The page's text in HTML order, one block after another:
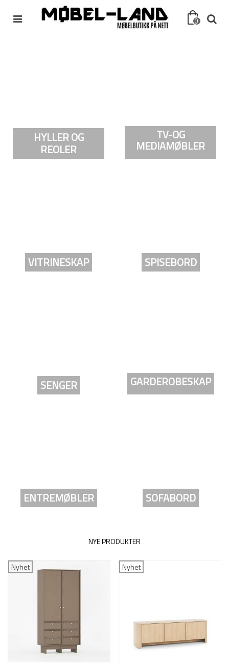
0
HYLLER OG
REOLER
TV-OG
MEDIAMØBLER
VITRINESKAP SPISEBORD
SENGER GARDEROBESKAP
ENTREMØBLER SOFABORD
NYE PRODUKTER
Nyhet Nyhet